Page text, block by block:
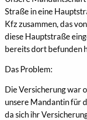
Straße in eine
Kfz zusammen, das
diese Hauptstraße
bereits dort befunden
Das Problem:
Die Versicherung war
unsere Mandantin für
da sich ihr